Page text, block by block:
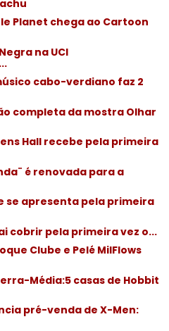
Planet chega ao Cartoon
na UCI
cabo-verdiano faz 2
completa da mostra Olhar
Hall recebe pela primeira
é renovada para a
se apresenta pela primeira
cobrir pela primeira vez o...
Clube e Pelé MilFlows
Média:5 casas de Hobbit
pré-venda de X-Men: